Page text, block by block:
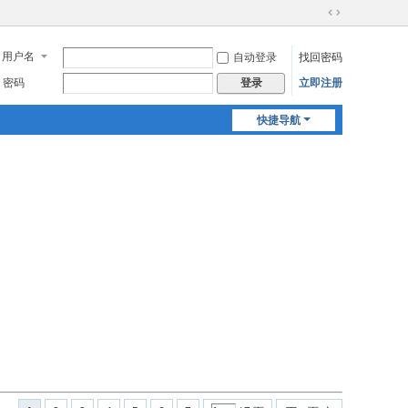
切
到
宽
用户名 自动登录
找回密码
密码
登录 立即注册
快捷导航